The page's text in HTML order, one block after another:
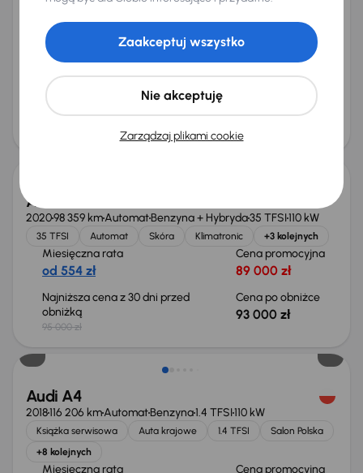
2014306 996 km
2.0 TDI Xenon
od 188 zł
Cena
Taniej o 2 000 zł
Audi A4 35 TFSI
202098 359 kmAutomatBenzyna + Hybryda35 TFSI110 kW
35 TFSI Automat Skóra Klimatronic +3 kolejnych
Miesięczna rata
od 554 zł
Cena promocyjna
89 000 zł
Najniższa cena z 30 dni przed
obniżką
95 000 zł
Cena po obniżce
93 000 zł
Taniej o 2 000 zł
Audi A4
2018116 206 kmAutomatBenzyna1.4 TFSI110 kW
Książka serwisowa Auta krajowe 1.4 TFSI
Salon Polska
+8 kolejnych
Miesięczna rata Cena promocyjna
Zarządzaj plikami cookie
Nie akceptuję
Zaakceptuj wszystko